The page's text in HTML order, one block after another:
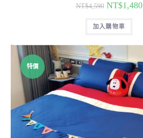
NT$4,590 NT$1,480
加入購物車
特價